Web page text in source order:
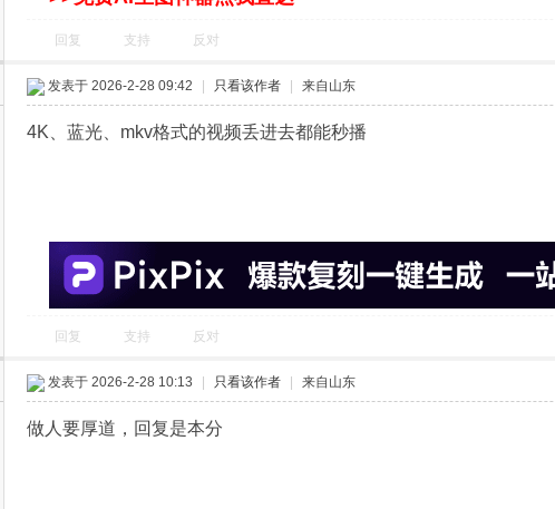
回复 支持 反对
发表于 2026-2-28 09:42 只看该作者 来自山东
4K、蓝光、mkv格式的视频丢进去都能秒播
回复 支持 反对
发表于 2026-2-28 10:13 只看该作者 来自山东
做人要厚道，回复是本分